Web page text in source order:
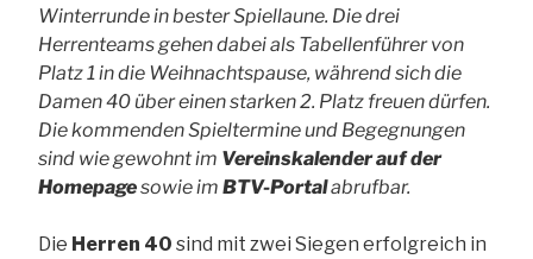
Winterrunde in bester Spiellaune. Die drei
Herrenteams gehen dabei als Tabellenführer von
Platz 1 in die Weihnachtspause, während sich die
Damen 40 über einen starken 2. Platz freuen dürfen.
Die kommenden Spieltermine und Begegnungen
sind wie gewohnt im Vereinskalender auf der
Homepagesowie im BTV-Portalabrufbar.
Die Herren 40 sind mit zwei Siegen erfolgreich in